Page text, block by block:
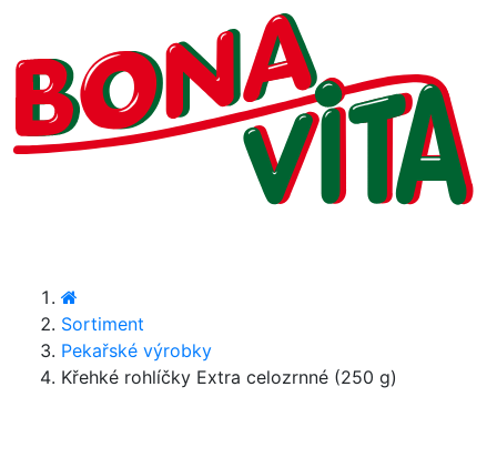
Sortiment
Pekařské výrobky
Křehké rohlíčky Extra celozrnné (250 g)